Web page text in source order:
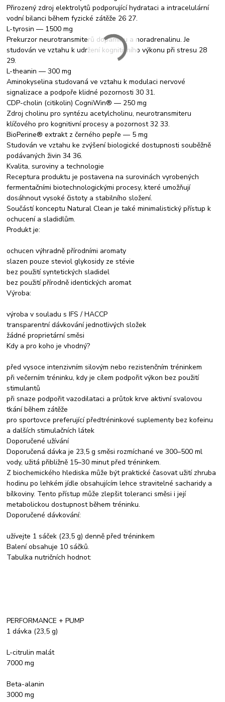
Přirozený zdroj elektrolytů podporující hydrataci a intracelulární
vodní bilanci během fyzické zátěže 26 27.
L-tyrosin — 1500 mg
Prekurzor neurotransmiterů dopaminu a noradrenalinu. Je
studován ve vztahu k udržení kognitivního výkonu při stresu 28
29.
L-theanin — 300 mg
Aminokyselina studovaná ve vztahu k modulaci nervové
signalizace a podpoře klidné pozornosti 30 31.
CDP-cholin (citikolin) CogniWin® — 250 mg
Zdroj cholinu pro syntézu acetylcholinu, neurotransmiteru
klíčového pro kognitivní procesy a pozornost 32 33.
BioPerine® extrakt z černého pepře — 5 mg
Studován ve vztahu ke zvýšení biologické dostupnosti souběžně
podávaných živin 34 36.
Kvalita, suroviny a technologie
Receptura produktu je postavena na surovinách vyrobených
fermentačními biotechnologickými procesy, které umožňují
dosáhnout vysoké čistoty a stabilního složení.
Součástí konceptu Natural Clean je také minimalistický přístup k
ochucení a sladidlům.
Produkt je:
ochucen výhradně přírodními aromaty
slazen pouze steviol glykosidy ze stévie
bez použití syntetických sladidel
bez použití přírodně identických aromat
Výroba:
výroba v souladu s IFS / HACCP
transparentní dávkování jednotlivých složek
žádné proprietární směsi
Kdy a pro koho je vhodný?
před vysoce intenzivním silovým nebo rezistenčním tréninkem
při večerním tréninku, kdy je cílem podpořit výkon bez použití
stimulantů
při snaze podpořit vazodilataci a průtok krve aktivní svalovou
tkání během zátěže
pro sportovce preferující předtréninkové suplementy bez kofeinu
a dalších stimulačních látek
Doporučené užívání
Doporučená dávka je 23,5 g směsi rozmíchané ve 300–500 ml
vody, užitá přibližně 15–30 minut před tréninkem.
Z biochemického hlediska může být praktické časovat užití zhruba
hodinu po lehkém jídle obsahujícím lehce stravitelné sacharidy a
bílkoviny. Tento přístup může zlepšit toleranci směsi i její
metabolickou dostupnost během tréninku.
Doporučené dávkování:
užívejte 1 sáček (23,5 g) denně před tréninkem
Balení obsahuje 10 sáčků.
Tabulka nutričních hodnot:
PERFORMANCE + PUMP
1 dávka (23,5 g)
L-citrulin malát
7000 mg
Beta-alanin
3000 mg